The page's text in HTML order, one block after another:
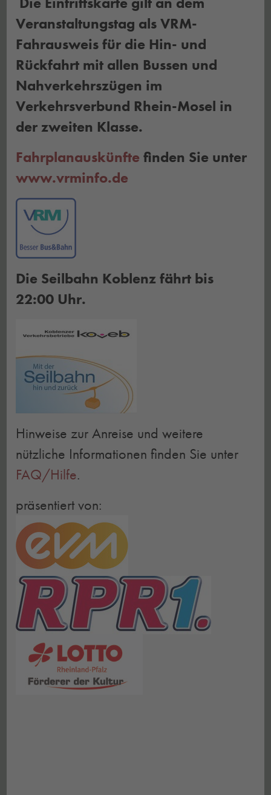
Veranstaltungstag als VRM-
Fahrausweis für die Hin- und
Rückfahrt mit allen Bussen und
Nahverkehrszügen im
Verkehrsverbund Rhein-Mosel in
der zweiten Klasse.
Fahrplanauskünfte finden Sie unter
www.vrminfo.de
Die Seilbahn Koblenz fährt bis
22:00 Uhr.
Hinweise zur Anreise und weitere
nützliche Informationen finden Sie unter
FAQ/Hilfe.
präsentiert von: